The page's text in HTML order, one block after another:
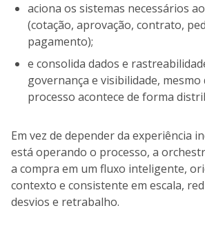
aciona os sistemas necessários
(cotação, aprovação, contrato,
pagamento);
e consolida dados e
governança e visibilidade, mesmo
processo acontece de forma
Em vez de depender da experiência
está operando o processo, a
a compra em um fluxo inteligente,
contexto e consistente em escala,
desvios e retrabalho.